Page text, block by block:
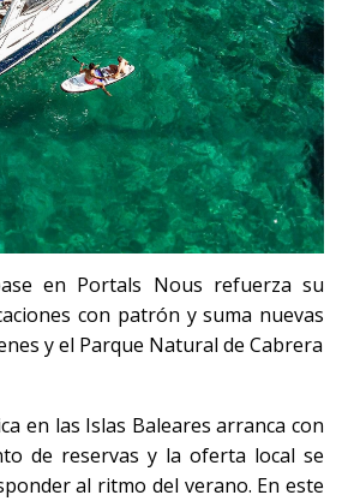
en Portals Nous refuerza su
con patrón y suma nuevas
y el Parque Natural de Cabrera
en las Islas Baleares arranca con
de reservas y la oferta local se
al ritmo del verano. En este